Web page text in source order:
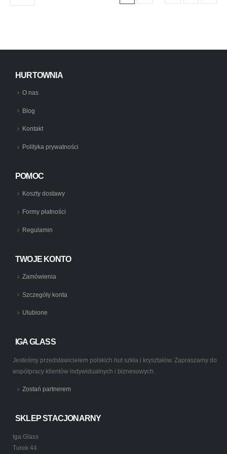
HURTOWNIA
O nas
Blog
Kontakt
Polityka prywatności
POMOC
Koszty dostawy
Formy płatności
Regulamin
TWOJE KONTO
Zamówienia
Szczegóły konta
Ulubione
IGA GLASS
Jesteśmy przedstawicielem polskich hut szkła i kryształów. Zapraszamy do
współpracy klientów indywidualnych i biznesowych.
Zostań partnerem
SKLEP STACJONARNY
Iga Glass
Turek 44